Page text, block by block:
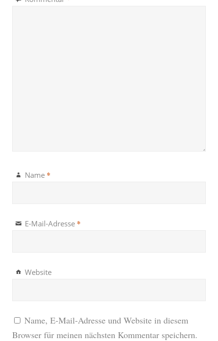
Name *
E-Mail-Adresse *
Website
Name, E-Mail-Adresse und Website in diesem
Browser für meinen nächsten Kommentar speichern.